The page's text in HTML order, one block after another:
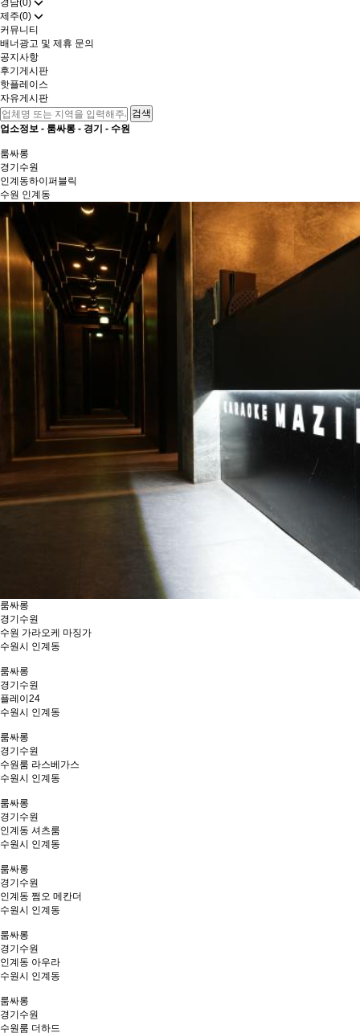
경남(0)
제주(0)
커뮤니티
배너광고 및 제휴 문의
공지사항
후기게시판
핫플레이스
자유게시판
업소정보 - 룸싸롱 - 경기 - 수원
룸싸롱
경기 수원
인계동하이퍼블릭
수원 인계동
룸싸롱
경기 수원
수원 가라오케 마징가
수원시 인계동
룸싸롱
경기 수원
플레이24
수원시 인계동
룸싸롱
경기 수원
수원룸 라스베가스
수원시 인계동
룸싸롱
경기 수원
인계동 셔츠룸
수원시 인계동
룸싸롱
경기 수원
인계동 쩜오 메칸더
수원시 인계동
룸싸롱
경기 수원
인계동 아우라
수원시 인계동
룸싸롱
경기 수원
수원룸 더하드